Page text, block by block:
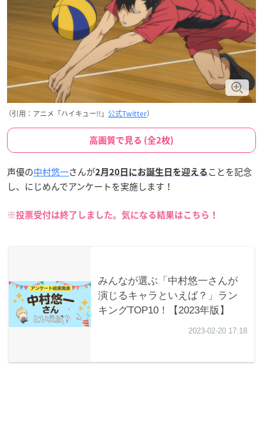
（引用：アニメ「ハイキュー!!」 公式Twitter）
高画質で見る (全2枚)
声優の中村悠一さんが2月20日にお誕生日を迎える ことを記念
し、にじめんでアンケートを実施します！
※投票受付は終了しました。気になる結果はこちら！